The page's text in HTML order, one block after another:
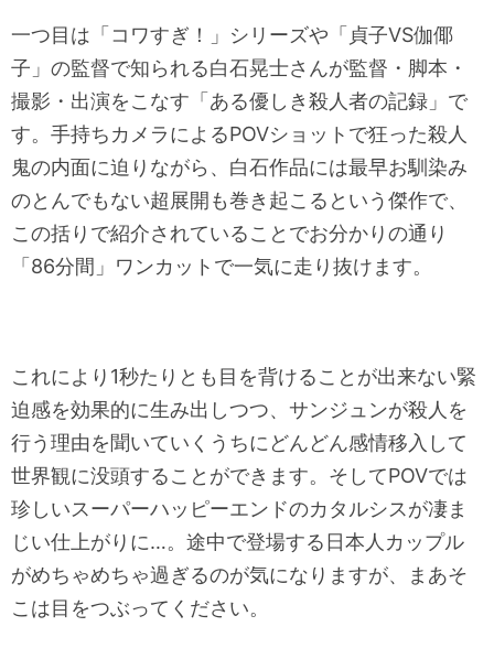
一つ目は「コワすぎ！」シリーズや「貞子VS伽倻
子」の監督で知られる白石晃士さんが監督・脚本・
撮影・出演をこなす「ある優しき殺人者の記録」で
す。手持ちカメラによるPOVショットで狂った殺人
鬼の内面に迫りながら、白石作品には最早お馴染み
のとんでもない超展開も巻き起こるという傑作で、
この括りで紹介されていることでお分かりの通り
「86分間」ワンカットで一気に走り抜けます。
これにより1秒たりとも目を背けることが出来ない緊
迫感を効果的に生み出しつつ、サンジュンが殺人を
行う理由を聞いていくうちにどんどん感情移入して
世界観に没頭することができます。そしてPOVでは
珍しいスーパーハッピーエンドのカタルシスが凄ま
じい仕上がりに…。途中で登場する日本人カップル
がめちゃめちゃ過ぎるのが気になりますが、まあそ
こは目をつぶってください。